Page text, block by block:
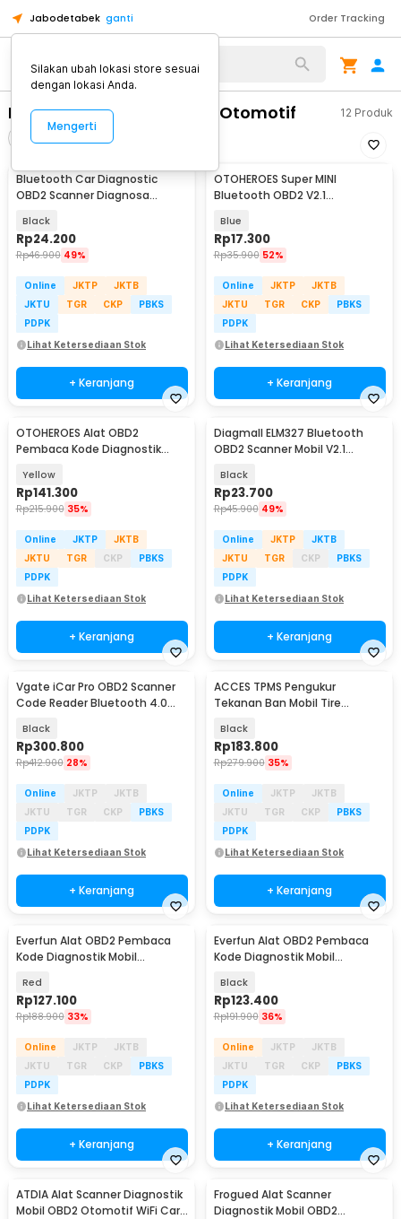
Jabodetabek ganti Order Tracking
Alat Kopi
Peralatan Uji & Diagnosa Otomotif 12 Produk
Urutkan
Bluetooth Car Diagnostic
OBD2 Scanner Diagnosa
Black
Rp24.200
Rp46.900 49%
Online JKTP
JKTB
JKTU
TGR CKP
PBKS
PDPK
Lihat Ketersediaan Stok
+ Keranjang
OTOHEROES Super MINI
Bluetooth OBD2 V2.1
ELM327
Blue
Rp17.300
Rp35.900 52%
Online JKTP
JKTB
JKTU
TGR CKP
PBKS
PDPK
Lihat Ketersediaan Stok
+ Keranjang
OTOHEROES Alat OBD2
Pembaca Kode Diagnostik
Yellow
Rp141.300
Rp215.900 35%
Online JKTP
JKTB
JKTU
TGR CKP
PBKS
PDPK
Lihat Ketersediaan Stok
+ Keranjang
Diagmall ELM327 Bluetooth
OBD2 Scanner Mobil V2.1
Black
Rp23.700
Rp45.900 49%
Online JKTP
JKTB
JKTU
TGR CKP
PBKS
PDPK
Lihat Ketersediaan Stok
+ Keranjang
Vgate iCar Pro OBD2 Scanner
Code Reader Bluetooth 4.0
Black
Rp300.800
Rp412.900 28%
Online JKTP
JKTB
JKTU
TGR CKP
PBKS
PDPK
Lihat Ketersediaan Stok
+ Keranjang
Baru
ACCES TPMS Pengukur
Tekanan Ban Mobil Tire
T10
Black
Rp183.800
Rp279.900 35%
Online JKTP
JKTB
JKTU
TGR CKP
PBKS
PDPK
Lihat Ketersediaan Stok
+ Keranjang
Everfun Alat OBD2 Pembaca
Kode Diagnostik Mobil
Red
Rp127.100
Rp188.900 33%
Online JKTP
JKTB
JKTU
TGR CKP
PBKS
PDPK
Lihat Ketersediaan Stok
+ Keranjang
Everfun Alat OBD2 Pembaca
Kode Diagnostik Mobil
CY3001
Black
Rp123.400
Rp191.900 36%
Online JKTP
JKTB
JKTU
TGR CKP
PBKS
PDPK
Lihat Ketersediaan Stok
+ Keranjang
ATDIA Alat Scanner Diagnostik
Mobil OBD2 Otomotif WiFi Car
Frogued Alat Scanner
Diagnostik Mobil OBD2
Silakan ubah lokasi store sesuai
dengan lokasi Anda.
Mengerti